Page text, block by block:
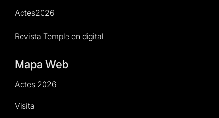
Actes2026
Revista Temple en digital
Mapa Web
Actes 2026
Visita